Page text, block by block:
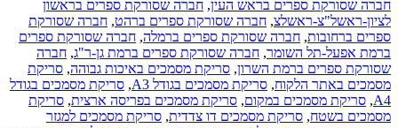
חברה שסורקת ספרים בראש העין, חברה שסורקת ספרים בראשון
לציון-ראשל"צ-ראשלצ, חברה שסורקת ספרים ברהט, חברה שסורקת
ספרים ברחובות, חברה שסורקת ספרים ברמלה, חברה שסורקת ספרים
ברמת אפעל-תל השומר, חברה שסורקת ספרים ברמת גן-ר"ג, חברה
שסורקת ספרים ברמת השרון, סריקת מסמכים באיכות גבוהה, סריקת
מסמכים באתר הלקוח, סריקת מסמכים בגודל A3 , סריקת מסמכים בגודל
A4
, סריקת מסמכים במקום, סריקת מסמכים בפריסה ארצית, סריקת
מסמכים בשטח, סריקת מסמכים דו צדדית, סריקת מסמכים למגזר